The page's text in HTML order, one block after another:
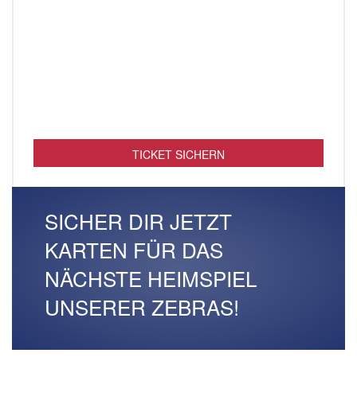
TICKET SICHERN
SICHER DIR JETZT
KARTEN FÜR DAS
NÄCHSTE HEIMSPIEL
UNSERER ZEBRAS!